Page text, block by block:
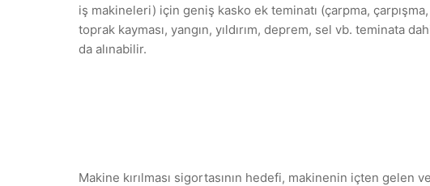
iş makineleri) için geniş kasko ek teminatı (çarpma,
toprak kayması, yangın, yıldırım, deprem, sel vb. teminata
da alınabilir.
Makine kırılması sigortasının hedefi, makinenin içten gelen